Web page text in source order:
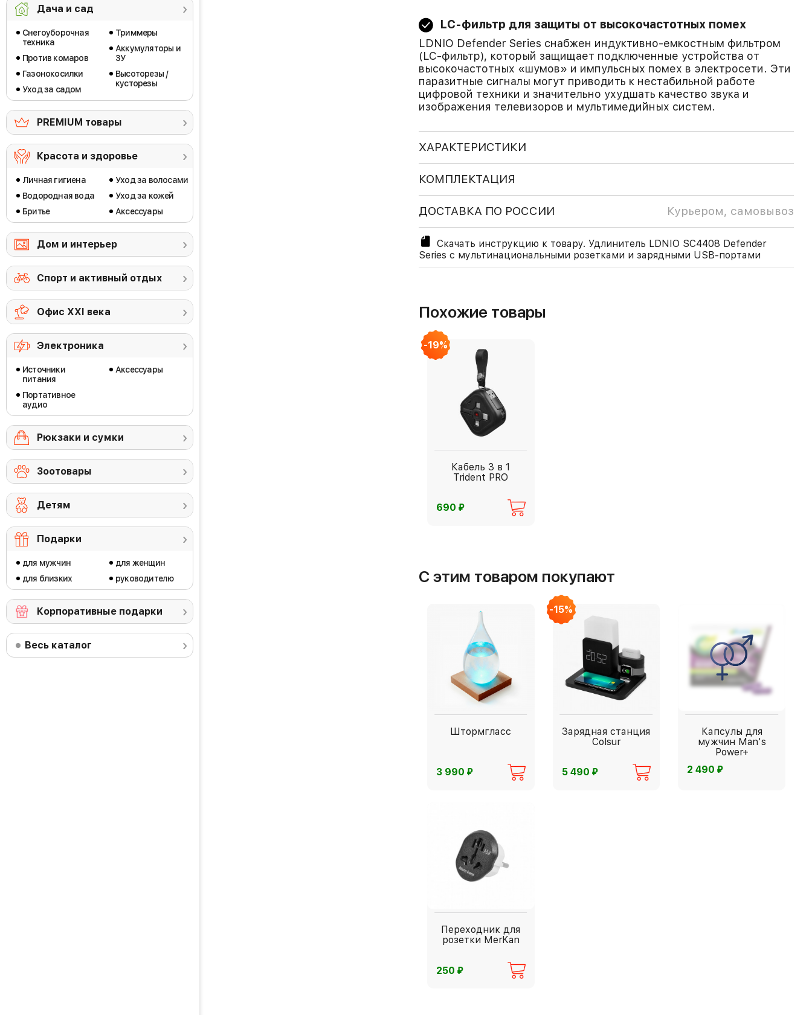
Дача и сад
Снегоуборочная
техника
Против комаров
Газонокосилки
Уход за садом
Триммеры
Аккумуляторы и
ЗУ
Высоторезы /
кусторезы
PREMIUM товары
Красота и здоровье
Личная гигиена
Водородная вода
Бритье
Уход за волосами
Уход за кожей
Аксессуары
Дом и интерьер
Спорт и активный отдых
Офис ХХI века
Электроника
Источники
питания
Портативное
аудио
Аксессуары
Рюкзаки и сумки
Зоотовары
Детям
Подарки
для мужчин
для близких
для женщин
руководителю
Корпоративные подарки
Весь каталог
LC-фильтр для защиты от высокочастотных помех
LDNIO Defender Series снабжен индуктивно-емкостным фильтром
(LC-фильтр), который защищает подключенные устройства от
высокочастотных «шумов» и импульсных помех в электросети. Эти
паразитные сигналы могут приводить к нестабильной работе
цифровой техники и значительно ухудшать качество звука и
изображения телевизоров и мультимедийных систем.
ХАРАКТЕРИСТИКИ
КОМПЛЕКТАЦИЯ
ДОСТАВКА ПО РОССИИ Курьером, самовывоз
Скачать инструкцию к товару. Удлинитель LDNIO SC4408 Defender
Series с мультинациональными розетками и зарядными USB-портами
Похожие товары
-19%
Кабель 3 в 1
Trident PRO
690 ⃏
С этим товаром покупают
Штормгласс
3 990 ⃏
-15%
Зарядная станция
Colsur
5 490 ⃏
Капсулы для
мужчин Man's
Power+
2 490⃏
Переходник для
розетки MerKan
250 ⃏